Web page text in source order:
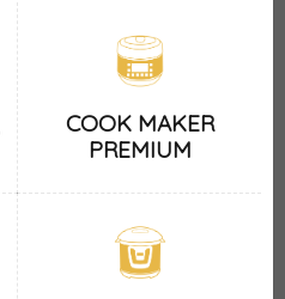
COOK MAKER
PREMIUM